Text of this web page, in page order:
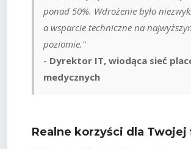
ponad 50%. Wdrożenie było
a wsparcie techniczne na
poziomie."
- Dyrektor IT, wiodąca sieć
medycznych
Realne korzyści dla